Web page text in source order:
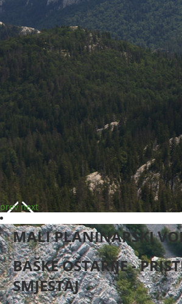
prev next
MALI PLANINARSKI
BAŠKE OŠTARIJE -
SMJEŠTAJ